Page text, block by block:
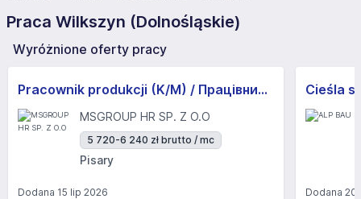
Praca Wilkszyn (Dolnośląskie)
Wyróżnione oferty pracy
Pracownik produkcji (K/M) / Працівники продукції Huber-Suhner (K/M)
MSGROUP HR SP. Z O.O
5 720-6 240 zł brutto / mc
Pisary
Dodana 15 lip 2026
Cieśla
Dodana20